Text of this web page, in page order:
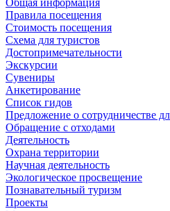
Общая информация
Правила посещения
Стоимость посещения
Схема для туристов
Достопримечательности
Экскурсии
Сувениры
Анкетирование
Список гидов
Предложение о сотрудничестве
Обращение с отходами
Деятельность
Охрана территории
Научная деятельность
Экологическое просвещение
Познавательный туризм
Проекты